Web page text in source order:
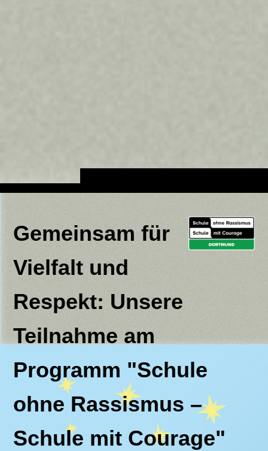
Gemeinsam für
Vielfalt und
Respekt: Unsere
Teilnahme am
Programm "Schule
ohne Rassismus –
Schule mit Courage"